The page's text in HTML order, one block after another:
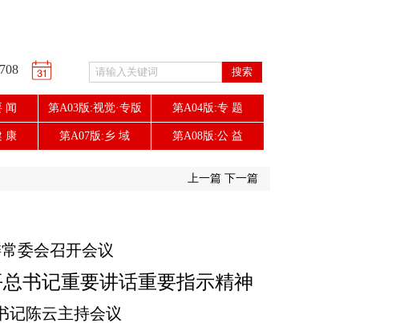
搜索
闻 第A03版:视觉·专版 第A04版:专 题
康 第A07版:乡 域 第A08版:公 益
上一篇 下一篇
委会召开会议
书记重要讲话重要指示精神
记陈云主持会议